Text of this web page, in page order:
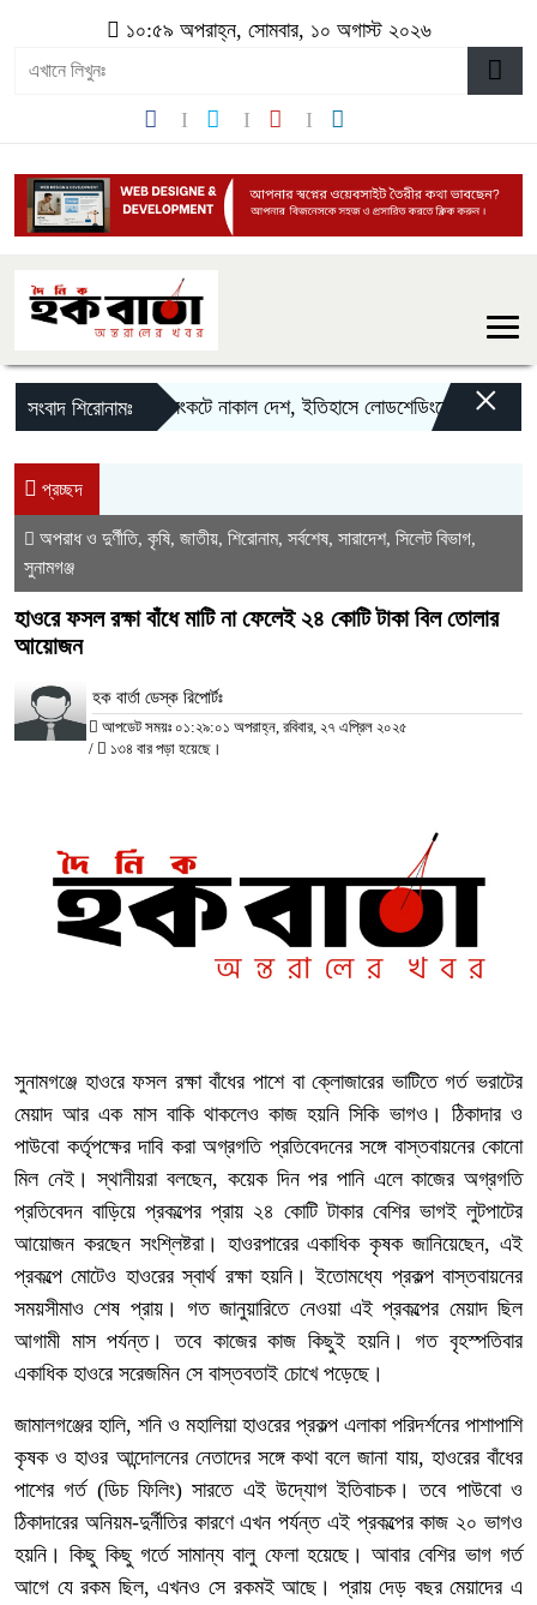
১০:৫৯ অপরাহ্ন, সোমবার, ১০ অগাস্ট ২০২৬
সংবাদ শিরোনামঃবিদ্যুৎ সংকটে নাকাল দেশ, ইতিহাসে লোডশেডিংয়ের নতুন রেকর্ড
×
প্রচ্ছদ
অপরাধ ও দুর্ণীতি, কৃষি, জাতীয়, শিরোনাম, সর্বশেষ, সারাদেশ, সিলেট বিভাগ,
সুনামগঞ্জ
হাওরে ফসল রক্ষা বাঁধে মাটি না ফেলেই ২৪ কোটি টাকা বিল তোলার
আয়োজন
হক বার্তা ডেস্ক রিপোর্টঃ
আপডেট সময়ঃ ০১:২৯:০১ অপরাহ্ন, রবিবার, ২৭ এপ্রিল ২০২৫
/
১৩৪ বার পড়া হয়েছে।
সুনামগঞ্জে হাওরে ফসল রক্ষা বাঁধের পাশে বা ক্লোজারের ভাটিতে গর্ত ভরাটের
মেয়াদ আর এক মাস বাকি থাকলেও কাজ হয়নি সিকি ভাগও। ঠিকাদার ও
পাউবো কর্তৃপক্ষের দাবি করা অগ্রগতি প্রতিবেদনের সঙ্গে বাস্তবায়নের কোনো
মিল নেই। স্থানীয়রা বলছেন, কয়েক দিন পর পানি এলে কাজের অগ্রগতি
প্রতিবেদন বাড়িয়ে প্রকল্পের প্রায় ২৪ কোটি টাকার বেশির ভাগই লুটপাটের
আয়োজন করছেন সংশ্লিষ্টরা। হাওরপারের একাধিক কৃষক জানিয়েছেন, এই
প্রকল্পে মোটেও হাওরের স্বার্থ রক্ষা হয়নি। ইতোমধ্যে প্রকল্প বাস্তবায়নের
সময়সীমাও শেষ প্রায়। গত জানুয়ারিতে নেওয়া এই প্রকল্পের মেয়াদ ছিল
আগামী মাস পর্যন্ত। তবে কাজের কাজ কিছুই হয়নি। গত বৃহস্পতিবার
একাধিক হাওরে সরেজমিন সে বাস্তবতাই চোখে পড়েছে।
জামালগঞ্জের হালি, শনি ও মহালিয়া হাওরের প্রকল্প এলাকা পরিদর্শনের পাশাপাশি
কৃষক ও হাওর আন্দোলনের নেতাদের সঙ্গে কথা বলে জানা যায়, হাওরের বাঁধের
পাশের গর্ত (ডিচ ফিলিং) সারতে এই উদ্যোগ ইতিবাচক। তবে পাউবো ও
ঠিকাদারের অনিয়ম-দুর্নীতির কারণে এখন পর্যন্ত এই প্রকল্পের কাজ ২০ ভাগও
হয়নি। কিছু কিছু গর্তে সামান্য বালু ফেলা হয়েছে। আবার বেশির ভাগ গর্ত
আগে যে রকম ছিল, এখনও সে রকমই আছে। প্রায় দেড় বছর মেয়াদের এ